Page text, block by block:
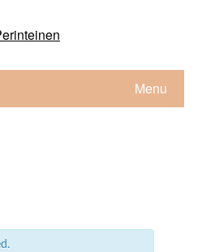
Menu